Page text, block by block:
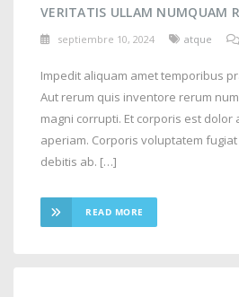
VERITATIS ULLAM NUMQUAM
septiembre 10, 2024 atque
Impedit aliquam amet temporibus
Aut rerum quis inventore rerum
magni corrupti. Et corporis est dolor
aperiam. Corporis voluptatem
debitis ab. […]
READ MORE